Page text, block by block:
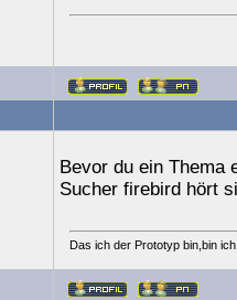
Bevor du ein Thema
Sucher firebird hört
Das ich der Prototyp bin,bin